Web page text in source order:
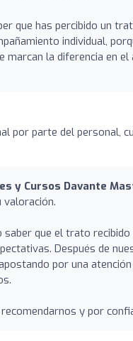
que has percibido un
individual,
la diferencia en el
por parte del personal,
y Cursos Davante
valoración.
que el trato
Después de
por una
y por